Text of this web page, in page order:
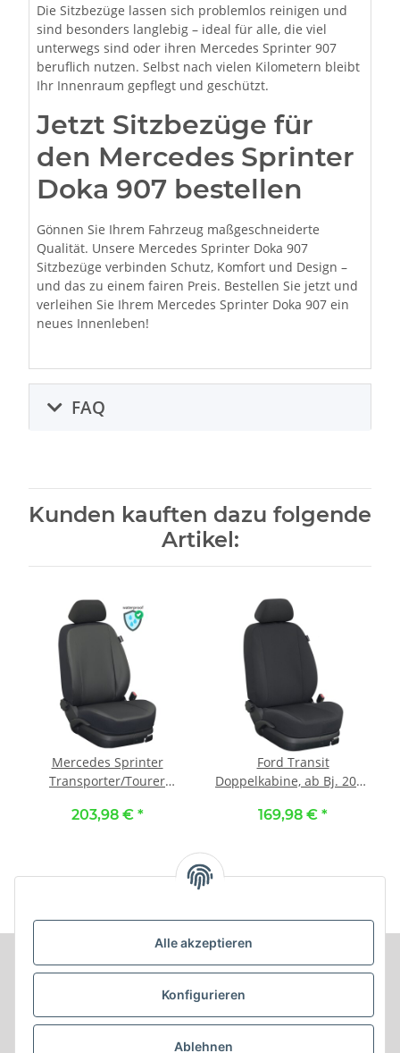
Alle akzeptieren
Konfigurieren
Ablehnen
Die Sitzbezüge lassen sich problemlos reinigen und
sind besonders langlebig – ideal für alle, die viel
unterwegs sind oder ihren Mercedes Sprinter 907
beruflich nutzen. Selbst nach vielen Kilometern bleibt
Ihr Innenraum gepflegt und geschützt.
Jetzt Sitzbezüge für
den Mercedes Sprinter
Doka 907 bestellen
Gönnen Sie Ihrem Fahrzeug maßgeschneiderte
Qualität. Unsere Mercedes Sprinter Doka 907
Sitzbezüge verbinden Schutz, Komfort und Design –
und das zu einem fairen Preis. Bestellen Sie jetzt und
verleihen Sie Ihrem Mercedes Sprinter Doka 907 ein
neues Innenleben!
FAQ
Kunden kauften dazu folgende
Artikel:
Mercedes Sprinter
Transporter/Tourer
Maßangefertigte
Doppelbeifahrersitz) ::
203,98 € *
Ford Transit
Doppelkabine, ab Bj. 2014
Vordersitzbezüge 3-Sitzer
100. Stoff schwarz / Stoff
169,98 € *
Informationen
Produkt Informationen